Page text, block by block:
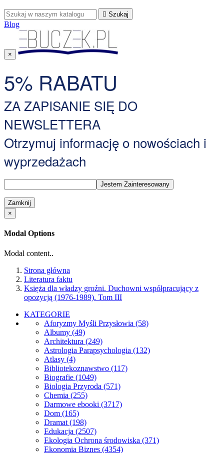
 Szukaj
Blog
×
5% RABATU
ZA ZAPISANIE SIĘ DO
NEWSLETTERA
Otrzymuj informację o nowościach i
wyprzedażach
Zamknij
×
Modal Options
Modal content..
Strona główna
Literatura faktu
Księża dla władzy groźni. Duchowni współpracujący z
opozycją (1976-1989). Tom III
KATEGORIE
Aforyzmy Myśli Przysłowia (58)
Albumy (49)
Architektura (249)
Astrologia Parapsychologia (132)
Atlasy (4)
Bibliotekoznawstwo (117)
Biografie (1049)
Biologia Przyroda (571)
Chemia (255)
Darmowe ebooki (3717)
Dom (165)
Dramat (198)
Edukacja (2507)
Ekologia Ochrona środowiska (371)
Ekonomia Biznes (4354)